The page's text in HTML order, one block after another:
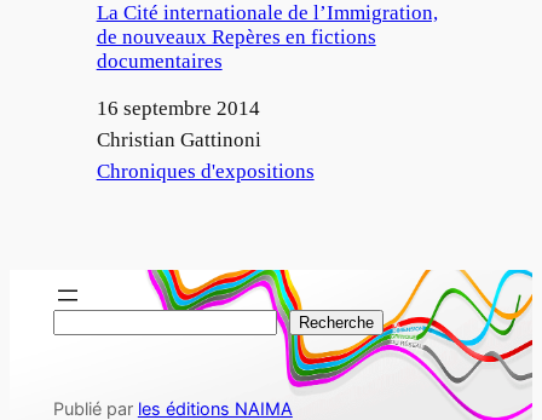
La Cité internationale de l’Immigration,
de nouveaux Repères en fictions
documentaires
Date
16 septembre 2014
Auteur
Christian Gattinoni
Par rapport à
Chroniques d'expositions
Recherche
Publié par les éditions NAIMA